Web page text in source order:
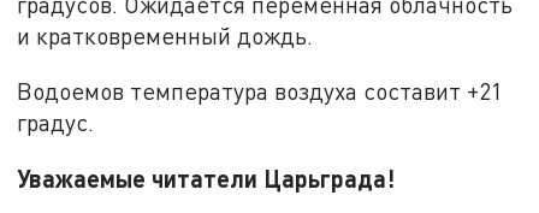
и кратковременный дождь.
Водоемов температура воздуха составит +21
градус.
Уважаемые читатели Царьграда!